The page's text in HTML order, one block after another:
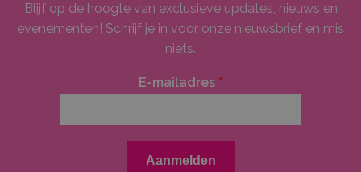
Blijf op de hoogte van exclusieve updates, nieuws en
evenementen! Schrijf je in voor onze nieuwsbrief en mis
niets.
E-mailadres*